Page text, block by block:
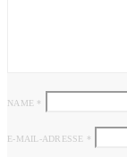
NAME *
E-MAIL-ADRESSE *